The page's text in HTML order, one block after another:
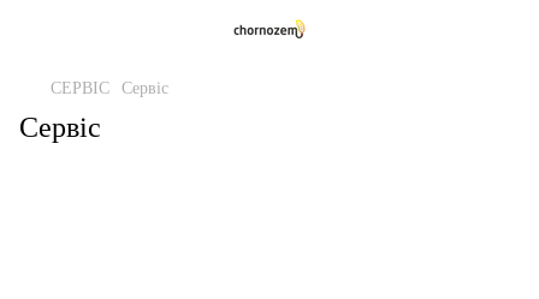
СЕРВІС Сервіс
Сервіс